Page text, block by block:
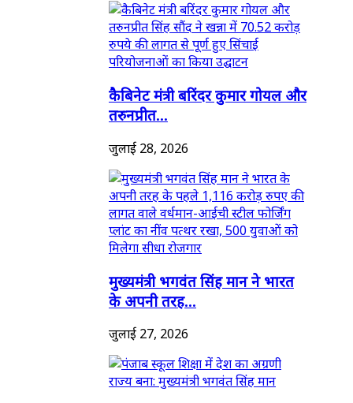
कैबिनेट मंत्री बरिंदर कुमार गोयल और
तरुनप्रीत...
जुलाई 28, 2026
मुख्यमंत्री भगवंत सिंह मान ने भारत
के अपनी तरह...
जुलाई 27, 2026